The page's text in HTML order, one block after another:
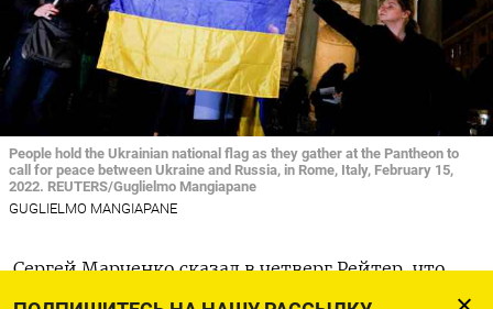
People hold the Ukrainian national flag as they gather at the Pantheon to
call for peace between Ukraine and Russia, in Rome, Italy, February 15,
2022. REUTERS/Guglielmo Mangiapane
GUGLIELMO MANGIAPANE
Сергей Марченко сказал в четверг Рейтер, что
правительство проводит переговоры с